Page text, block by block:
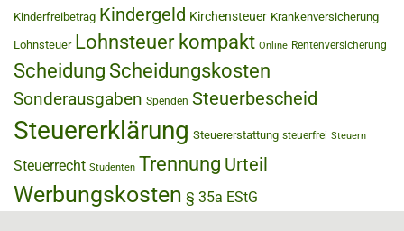
Kinderfreibetrag Kindergeld Kirchensteuer Krankenversicherung
Lohnsteuer Lohnsteuer kompakt Online Rentenversicherung
Scheidung Scheidungskosten
Sonderausgaben Spenden Steuerbescheid
Steuererklärung Steuererstattung steuerfrei Steuern
Steuerrecht Studenten Trennung Urteil
Werbungskosten § 35a EStG